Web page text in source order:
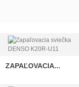
ZAPAĽOVACIA...